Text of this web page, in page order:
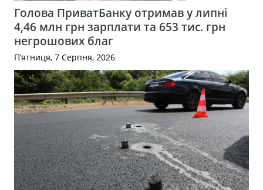
Голова ПриватБанку отримав у липні
4,46 млн грн зарплати та 653 тис. грн
негрошових благ
П’ятниця, 7 Серпня, 2026